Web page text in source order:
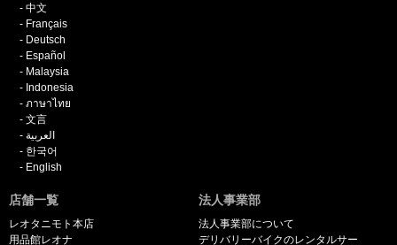
中文
Français
Deutsch
Español
Malaysia
Indonesia
ภาษาไทย
文言
العربية
한국어
English
店舗一覧
レオタニモト本店
用品館レオナ
法人事業部
法人事業部について
デリバリーバイクのレンタルサー